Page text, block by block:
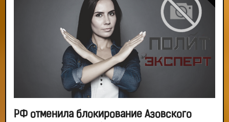
РФ отменила блокирование Азовского